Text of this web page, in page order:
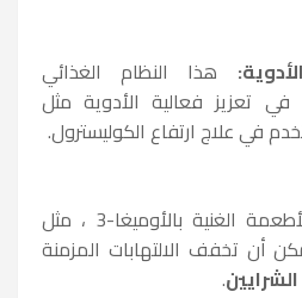
هذا النظام الغذائي
تعزيز فعالية الأدوية مثل
في علاج ارتفاع الكوليسترول.
الأطعمة الغنية بالأوميغا-3 ، مثل
أن تخفف الالتهابات المزمنة
.